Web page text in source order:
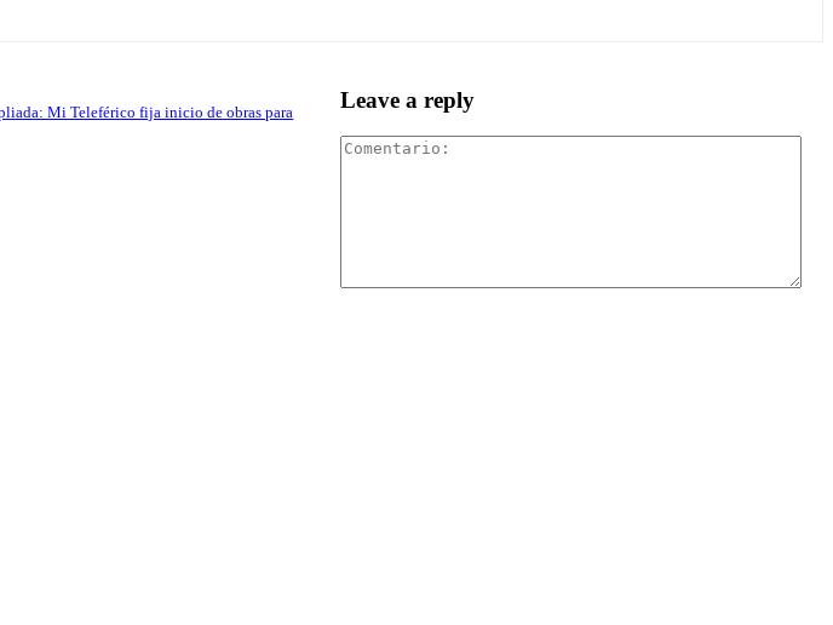
Mi Teleférico fija inicio de obras para
Leave a reply